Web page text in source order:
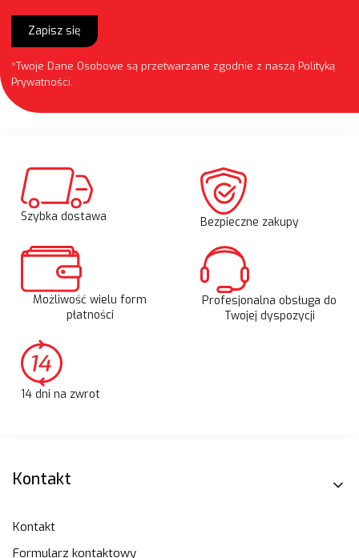
Zapisz się
*Twoje Dane Osobowe są przetwarzane zgodnie z naszą Polityką
Prywatności.
Szybka dostawa Bezpieczne zakupy
Możliwość wielu form
płatności
Profesjonalna obsługa do
Twojej dyspozycji
14 dni na zwrot
Linki w stopce
Kontakt
Kontakt
Formularz kontaktowy